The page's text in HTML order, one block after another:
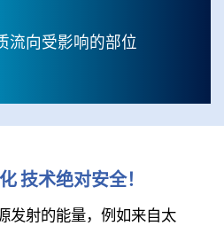
流向受影响的部位
技术绝对安全！
发射的能量，例如来自太